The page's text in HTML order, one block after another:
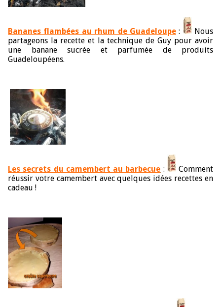
Bananes flambées au rhum de Guadeloupe:
Nous
partageons la recette et la technique de Guy pour avoir
une banane sucrée et parfumée de produits
Guadeloupéens.
Les secrets du camembert au barbecue :
Comment
réussir votre camembert avec quelques idées recettes en
cadeau !